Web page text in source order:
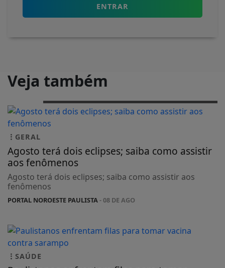
ENTRAR
Veja também
GERAL
Agosto terá dois eclipses; saiba como assistir
aos fenômenos
Agosto terá dois eclipses; saiba como assistir aos
fenômenos
PORTAL NOROESTE PAULISTA- 08 DE AGO
SAÚDE